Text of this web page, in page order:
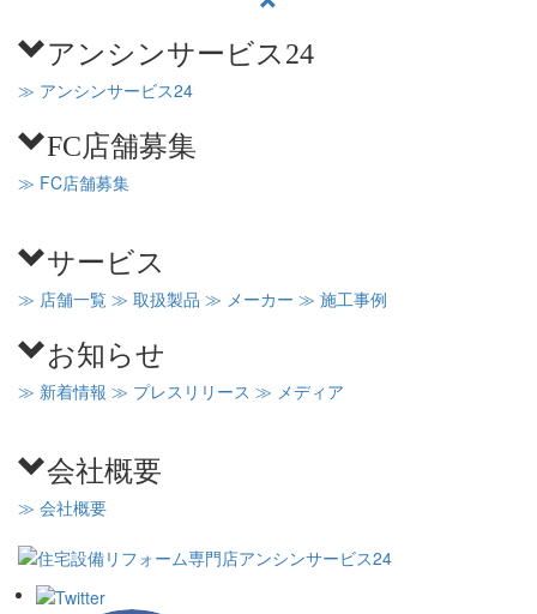
アンシンサービス24
≫ アンシンサービス24
FC店舗募集
≫ FC店舗募集
サービス
≫ 店舗一覧 ≫ 取扱製品 ≫ メーカー ≫ 施工事例
お知らせ
≫ 新着情報 ≫ プレスリリース ≫ メディア
会社概要
≫ 会社概要